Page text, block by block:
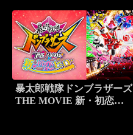
暴太郎戦隊ドンブラザーズ
THE MOVIE 新・初恋ヒ